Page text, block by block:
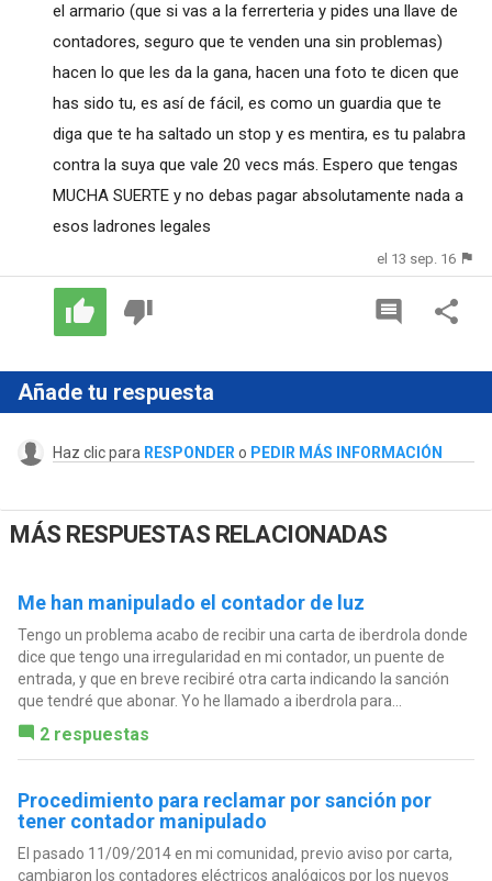
el armario (que si vas a la ferrerteria y pides una llave de
contadores, seguro que te venden una sin problemas)
hacen lo que les da la gana, hacen una foto te dicen que
has sido tu, es así de fácil, es como un guardia que te
diga que te ha saltado un stop y es mentira, es tu palabra
contra la suya que vale 20 vecs más. Espero que tengas
MUCHA SUERTE y no debas pagar absolutamente nada a
esos ladrones legales
el 13 sep. 16
Añade tu respuesta
Haz clic para RESPONDER o PEDIR MÁS INFORMACIÓN
MÁS RESPUESTAS RELACIONADAS
Me han manipulado el contador de luz
Tengo un problema acabo de recibir una carta de iberdrola donde
dice que tengo una irregularidad en mi contador, un puente de
entrada, y que en breve recibiré otra carta indicando la sanción
que tendré que abonar. Yo he llamado a iberdrola para...
2 respuestas
Procedimiento para reclamar por sanción por
tener contador manipulado
El pasado 11/09/2014 en mi comunidad, previo aviso por carta,
cambiaron los contadores eléctricos analógicos por los nuevos